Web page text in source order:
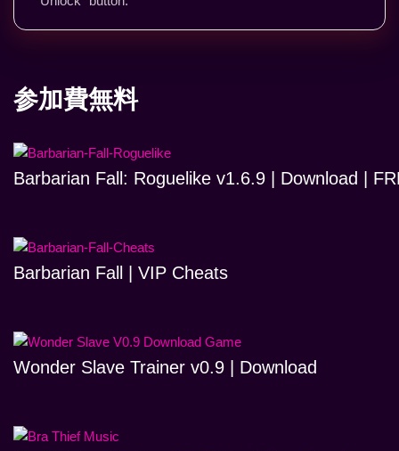
参加費無料
Barbarian Fall: Roguelike v1.6.9 | Download |
Barbarian Fall | VIP Cheats
Wonder Slave Trainer v0.9 | Download